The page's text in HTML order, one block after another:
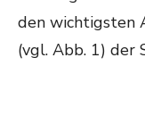
den wichtigsten
(vgl. Abb. 1) der